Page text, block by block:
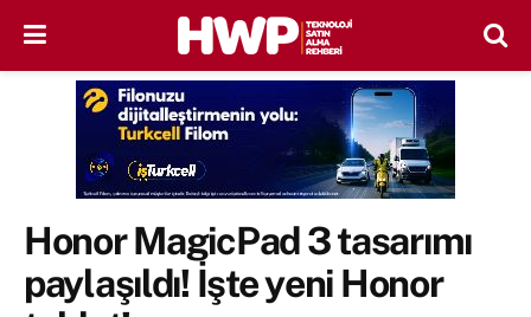
Honor MagicPad 3 tasarımı
paylaşıldı! İşte yeni Honor